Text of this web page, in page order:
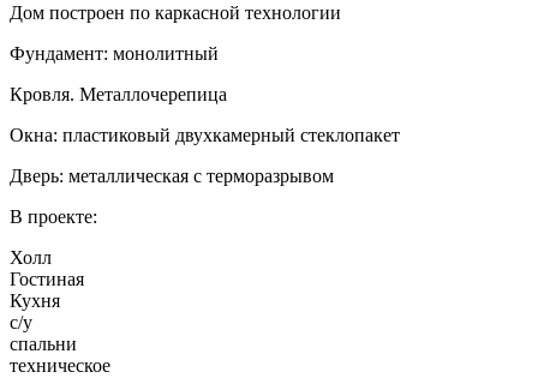
Дом построен по каркасной технологии
Фундамент: монолитный
Кровля. Металлочерепица
Окна: пластиковый двухкамерный стеклопакет
Дверь: металлическая с терморазрывом
В проекте:
Холл
Гостиная
Кухня
с/у
спальни
техническое